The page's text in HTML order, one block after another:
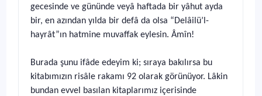
gecesinde ve gününde veyâ haftada bir yâhut ayda
bir, en azından yılda bir defâ da olsa “Delâilü’l-
hayrât”ın hatmine muvaffak eylesin. Âmîn!
Burada şunu ifâde edeyim ki; sıraya bakılırsa bu
kitabımızın risâle rakamı 92 olarak görünüyor. Lâkin
bundan evvel basılan kitaplarımız içerisinde